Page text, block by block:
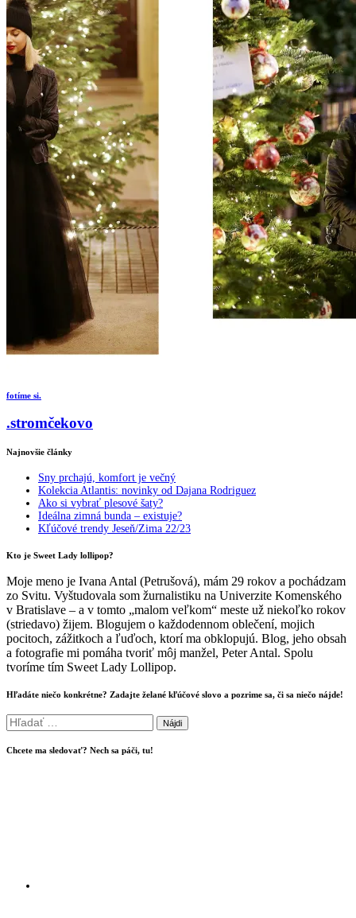
fotíme si.
.stromčekovo
Najnovšie články
Sny prchajú, komfort je večný
Kolekcia Atlantis: novinky od Dajana Rodriguez
Ako si vybrať plesové šaty?
Ideálna zimná bunda – existuje?
Kľúčové trendy Jeseň/Zima 22/23
Kto je Sweet Lady lollipop?
Moje meno je Ivana Antal (Petrušová), mám 29 rokov a pochádzam
zo Svitu. Vyštudovala som žurnalistiku na Univerzite Komenského
v Bratislave – a v tomto „malom veľkom“ meste už niekoľko rokov
(striedavo) žijem. Blogujem o každodennom oblečení, mojich
pocitoch, zážitkoch a ľuďoch, ktorí ma obklopujú. Blog, jeho obsah
a fotografie mi pomáha tvoriť môj manžel, Peter Antal. Spolu
tvoríme tím Sweet Lady Lollipop.
Hľadáte niečo konkrétne? Zadajte želané kľúčové slovo a pozrime sa, či sa niečo nájde!
Hľadať:
Chcete ma sledovať? Nech sa páči, tu!